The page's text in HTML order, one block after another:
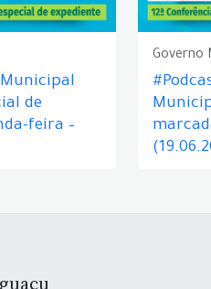
Municipal
de
feira –
Governo